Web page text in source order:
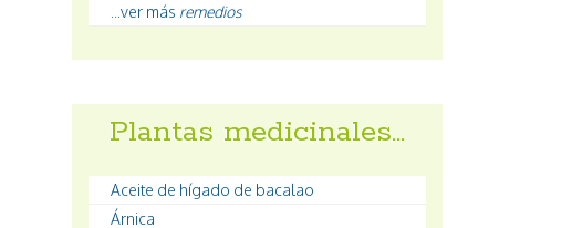
...ver más remedios
Plantas medicinales…
Aceite de hígado de bacalao
Árnica